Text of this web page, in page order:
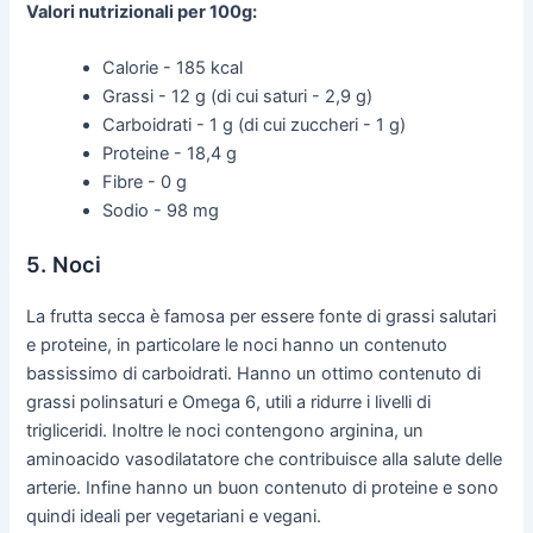
Valori nutrizionali per 100g:
Calorie - 185 kcal
Grassi - 12 g (di cui saturi - 2,9 g)
Carboidrati - 1 g (di cui zuccheri - 1 g)
Proteine - 18,4 g
Fibre - 0 g
Sodio - 98 mg
5. Noci
La frutta secca è famosa per essere fonte di grassi salutari
e proteine, in particolare le noci hanno un contenuto
bassissimo di carboidrati. Hanno un ottimo contenuto di
grassi polinsaturi e Omega 6, utili a ridurre i livelli di
trigliceridi. Inoltre le noci contengono arginina, un
aminoacido vasodilatatore che contribuisce alla salute delle
arterie. Infine hanno un buon contenuto di proteine e sono
quindi ideali per vegetariani e vegani.